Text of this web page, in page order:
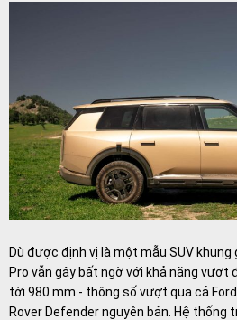
Dù được định vị là một mẫu SUV khung
Pro vẫn gây bất ngờ với khả năng vượt
tới 980 mm - thông số vượt qua cả
Rover Defender nguyên bản. Hệ thống